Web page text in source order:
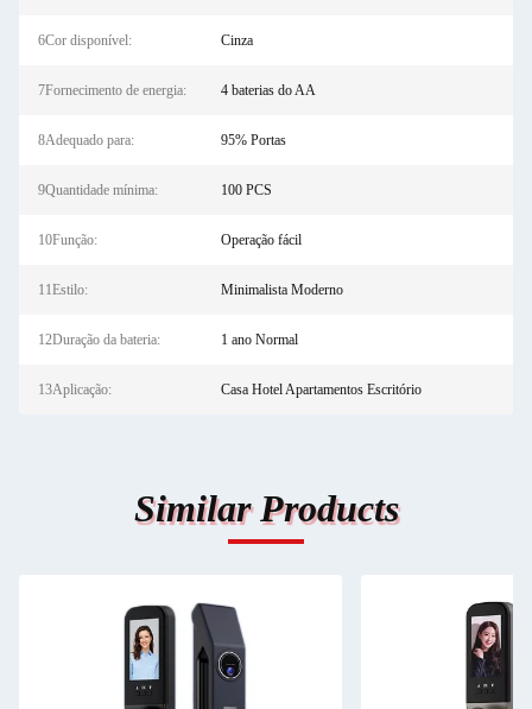
6Cor disponível: Cinza
7Fornecimento de energia: 4 baterias do AA
8Adequado para: 95% Portas
9Quantidade mínima: 100 PCS
10Função: Operação fácil
11Estilo: Minimalista Moderno
12Duração da bateria: 1 ano Normal
13Aplicação: Casa Hotel Apartamentos Escritório
Similar Products